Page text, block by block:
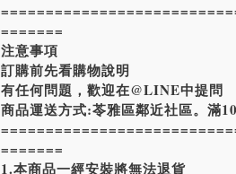
=======
注意事項
訂購前先看購物說明
有任何問題，歡迎在@LINE中提問
商品運送方式:苓雅區鄰近社區。滿
=======
1.本商品一經安裝將無法退貨